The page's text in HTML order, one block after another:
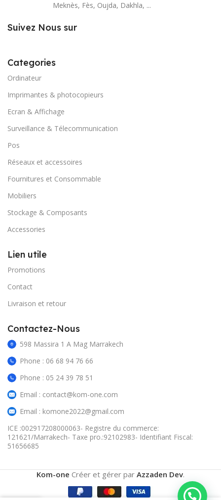
Meknès, Fès, Oujda, Dakhla, ...
Suivez Nous sur
Categories
Ordinateur
Imprimantes & photocopieurs
Ecran & Affichage
Surveillance & Télecommunication
Pos
Réseaux et accessoires
Fournitures et Consommable
Mobiliers
Stockage & Composants
Accessories
Lien utile
Promotions
Contact
Livraison et retour
Contactez-Nous
598 Massira 1 A Mag Marrakech
Phone : 06 68 94 76 66
Phone : 05 24 39 78 51
Email : contact@kom-one.com
Email : komone2022@gmail.com
ICE :002917208000063- Registre du commerce:
121621/Marrakech- Taxe pro.:92102983- Identifiant Fiscal:
51656685
Kom-one Créer et gérer par Azzaden Dev.